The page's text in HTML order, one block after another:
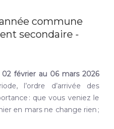
commune
secondaire -
02 février au 06 mars 2026
l’ordre d’arrivée des
: que vous veniez le
en mars ne change rien ;